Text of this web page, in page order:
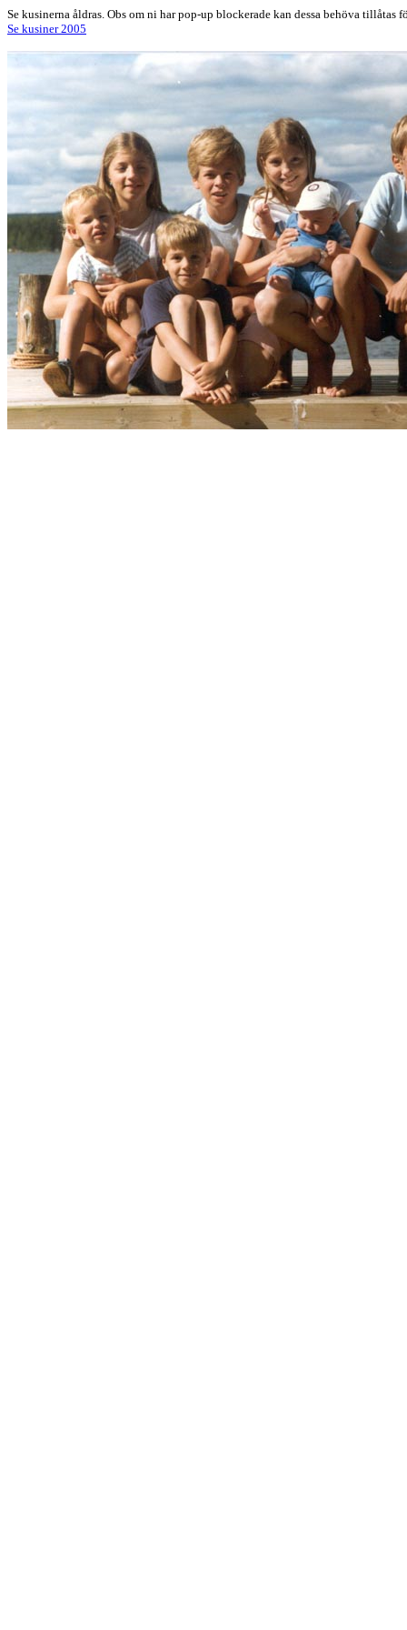
Se kusinerna åldras. Obs om ni har pop-up blockerade kan dessa behöva tillåtas
Se kusiner 2005